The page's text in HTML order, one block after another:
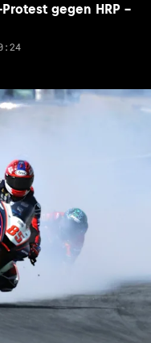
gegen HRP –